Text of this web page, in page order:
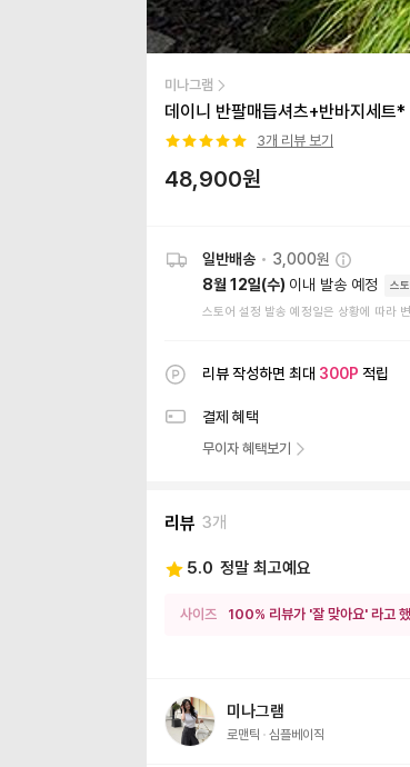
미나그램
데이니 반팔매듭셔츠+반바지세트*
3개 리뷰 보기
48,900원
일반배송 • 3,000원
8월 12일(수) 이내 발송 예정 스
스토어 설정 발송 예정일은 상황에 따라
리뷰 작성하면 최대 300P 적립
결제 혜택
무이자 혜택보기
리뷰 3개
5.0 정말 최고예요
사이즈 100% 리뷰가 '잘 맞아요' 라고
미나그램
로맨틱 심플베이직